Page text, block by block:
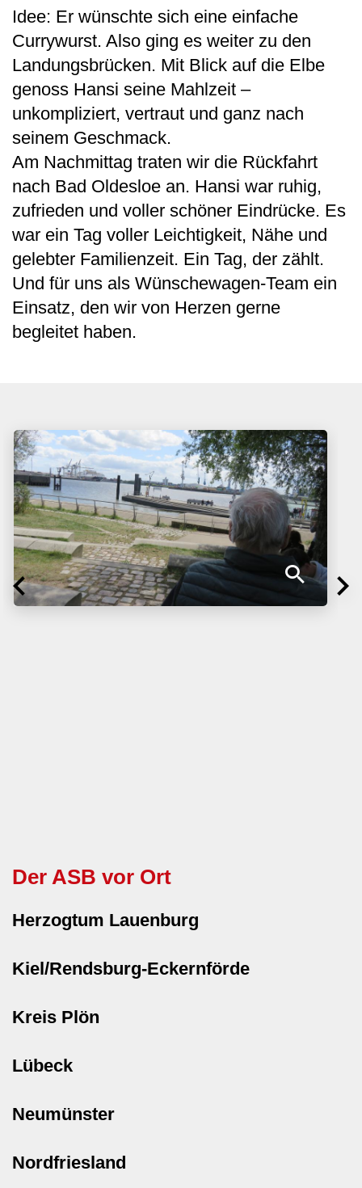
Idee: Er wünschte sich eine einfache
Currywurst. Also ging es weiter zu den
Landungsbrücken. Mit Blick auf die Elbe
genoss Hansi seine Mahlzeit –
unkompliziert, vertraut und ganz nach
seinem Geschmack.
Am Nachmittag traten wir die Rückfahrt
nach Bad Oldesloe an. Hansi war ruhig,
zufrieden und voller schöner Eindrücke. Es
war ein Tag voller Leichtigkeit, Nähe und
gelebter Familienzeit. Ein Tag, der zählt.
Und für uns als Wünschewagen-Team ein
Einsatz, den wir von Herzen gerne
begleitet haben.
Der ASB vor Ort
Herzogtum Lauenburg
Kiel/Rendsburg-Eckernförde
Kreis Plön
Lübeck
Neumünster
Nordfriesland